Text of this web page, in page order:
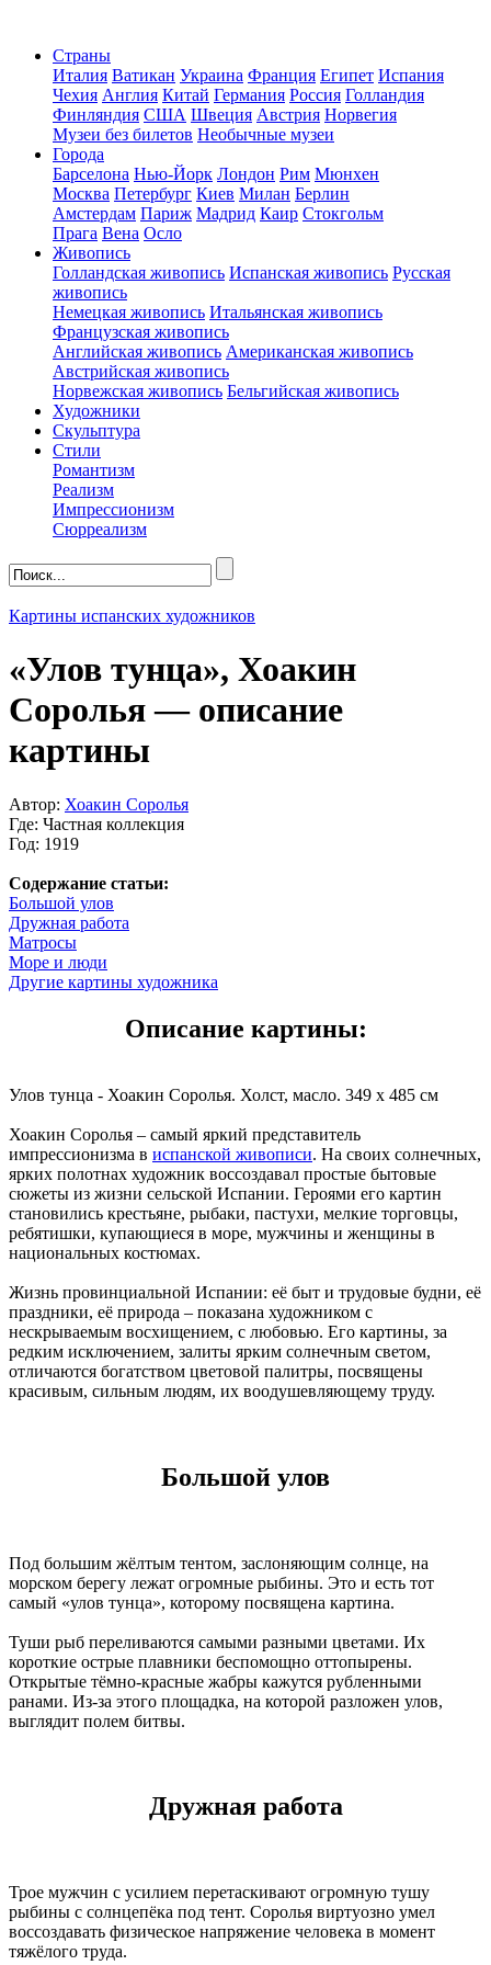
Страны
Италия Ватикан Украина Франция Египет Испания
Чехия Англия Китай Германия Россия Голландия
Финляндия США Швеция Австрия Норвегия
Музеи без билетов Необычные музеи
Города
Барселона Нью-Йорк Лондон Рим Мюнхен
Москва Петербург Киев Милан Берлин
Амстердам Париж Мадрид Каир Стокгольм
Прага Вена Осло
Живопись
Голландская живопись Испанская живопись Русская
живопись
Немецкая живопись Итальянская живопись
Французская живопись
Английская живопись Американская живопись
Австрийская живопись
Норвежская живопись Бельгийская живопись
Художники
Скульптура
Стили
Романтизм
Реализм
Импрессионизм
Сюрреализм
Картины испанских художников
«Улов тунца», Хоакин
Соролья — описание
картины
Автор: Хоакин Соролья
Где: Частная коллекция
Год: 1919
Содержание статьи:
Большой улов
Дружная работа
Матросы
Море и люди
Другие картины художника
Описание картины:
Улов тунца - Хоакин Соролья. Холст, масло. 349 x 485 см
Хоакин Соролья – самый яркий представитель
импрессионизма в испанской живописи. На своих солнечных,
ярких полотнах художник воссоздавал простые бытовые
сюжеты из жизни сельской Испании. Героями его картин
становились крестьяне, рыбаки, пастухи, мелкие торговцы,
ребятишки, купающиеся в море, мужчины и женщины в
национальных костюмах.
Жизнь провинциальной Испании: её быт и трудовые будни, её
праздники, её природа – показана художником с
нескрываемым восхищением, с любовью. Его картины, за
редким исключением, залиты ярким солнечным светом,
отличаются богатством цветовой палитры, посвящены
красивым, сильным людям, их воодушевляющему труду.
Большой улов
Под большим жёлтым тентом, заслоняющим солнце, на
морском берегу лежат огромные рыбины. Это и есть тот
самый «улов тунца», которому посвящена картина.
Туши рыб переливаются самыми разными цветами. Их
короткие острые плавники беспомощно оттопырены.
Открытые тёмно-красные жабры кажутся рубленными
ранами. Из-за этого площадка, на которой разложен улов,
выглядит полем битвы.
Дружная работа
Трое мужчин с усилием перетаскивают огромную тушу
рыбины с солнцепёка под тент. Соролья виртуозно умел
воссоздавать физическое напряжение человека в момент
тяжёлого труда.